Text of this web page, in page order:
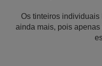
Os tinteiros
ainda mais, pois